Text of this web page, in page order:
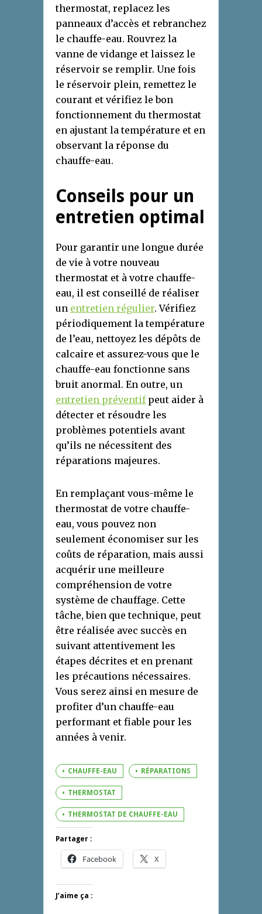
thermostat, replacez les
panneaux d’accès et rebranchez
le chauffe-eau. Rouvrez la
vanne de vidange et laissez le
réservoir se remplir. Une fois
le réservoir plein, remettez le
courant et vérifiez le bon
fonctionnement du thermostat
en ajustant la température et en
observant la réponse du
chauffe-eau.
Conseils pour un
entretien optimal
Pour garantir une longue durée
de vie à votre nouveau
thermostat et à votre chauffe-
eau, il est conseillé de réaliser
un entretien régulier. Vérifiez
périodiquement la température
de l’eau, nettoyez les dépôts de
calcaire et assurez-vous que le
chauffe-eau fonctionne sans
bruit anormal. En outre, un
entretien préventifpeut aider à
détecter et résoudre les
problèmes potentiels avant
qu’ils ne nécessitent des
réparations majeures.
En remplaçant vous-même le
thermostat de votre chauffe-
eau, vous pouvez non
seulement économiser sur les
coûts de réparation, mais aussi
acquérir une meilleure
compréhension de votre
système de chauffage. Cette
tâche, bien que technique, peut
être réalisée avec succès en
suivant attentivement les
étapes décrites et en prenant
les précautions nécessaires.
Vous serez ainsi en mesure de
profiter d’un chauffe-eau
performant et fiable pour les
années à venir.
CHAUFFE-EAU RÉPARATIONS
THERMOSTAT
THERMOSTAT DE CHAUFFE-EAU
Partager :
Facebook X
J’aime ça :